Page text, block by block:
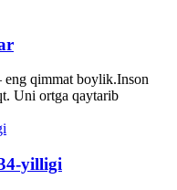
qimmat boylik.Inson
Uni ortga qaytarib
yilligi